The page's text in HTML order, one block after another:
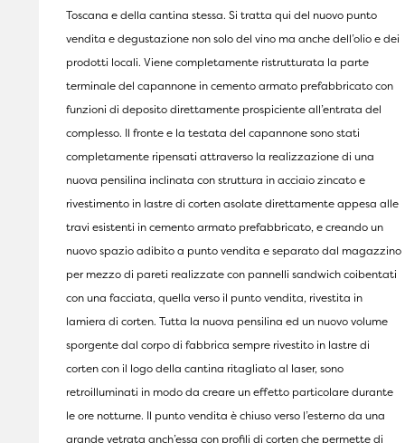
Toscana e della cantina stessa. Si tratta qui del nuovo punto
vendita e degustazione non solo del vino ma anche dell’olio e dei
prodotti locali. Viene completamente ristrutturata la parte
terminale del capannone in cemento armato prefabbricato con
funzioni di deposito direttamente prospiciente all’entrata del
complesso. Il fronte e la testata del capannone sono stati
completamente ripensati attraverso la realizzazione di una
nuova pensilina inclinata con struttura in acciaio zincato e
rivestimento in lastre di corten asolate direttamente appesa alle
travi esistenti in cemento armato prefabbricato, e creando un
nuovo spazio adibito a punto vendita e separato dal magazzino
per mezzo di pareti realizzate con pannelli sandwich coibentati
con una facciata, quella verso il punto vendita, rivestita in
lamiera di corten. Tutta la nuova pensilina ed un nuovo volume
sporgente dal corpo di fabbrica sempre rivestito in lastre di
corten con il logo della cantina ritagliato al laser, sono
retroilluminati in modo da creare un effetto particolare durante
le ore notturne. Il punto vendita è chiuso verso l’esterno da una
grande vetrata anch’essa con profili di corten che permette di